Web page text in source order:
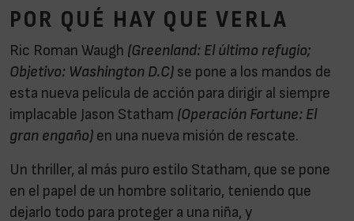
POR QUÉ HAY QUE VERLA
Ric Roman Waugh (Greenland: El último refugio;
Objetivo: Washington D.C) se pone a los mandos de
esta nueva película de acción para dirigir al siempre
implacable Jason Statham (Operación Fortune: El
gran engaño) en una nueva misión de rescate.
Un thriller, al más puro estilo Statham, que se pone
en el papel de un hombre solitario, teniendo que
dejarlo todo para proteger a una niña, y